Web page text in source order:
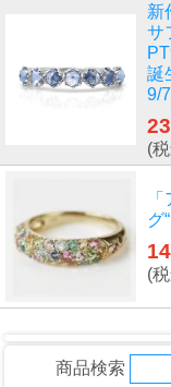
新
サ
誕
9/
(
グ
(
商品検索